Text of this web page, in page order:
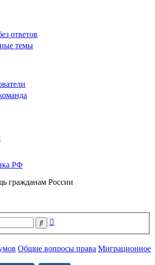
ответов
темы
РФ
гражданам России
Поиск
Общие вопросы права Миграционное